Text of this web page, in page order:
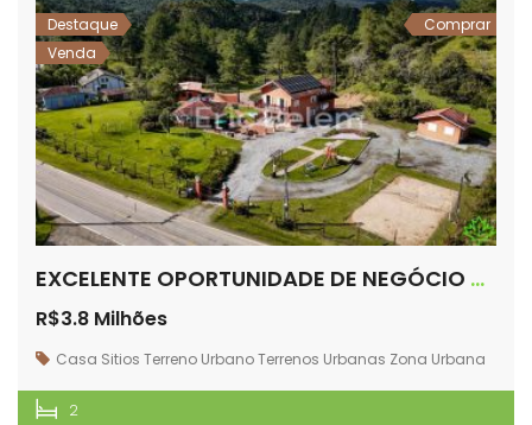
Destaque
Venda
Comprar
EXCELENTE OPORTUNIDADE DE NEGÓCIO CENTRO DE RANCHO QUEIMADO
R$3.8 Milhões
Casa Sitios Terreno UrbanoTerrenos Urbanas Zona Urbana
2